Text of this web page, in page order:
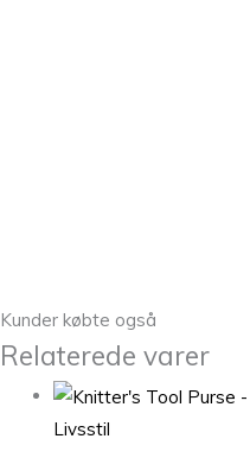
Kunder købte også
Relaterede varer
Livsstil